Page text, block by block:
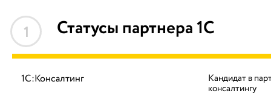
1 Статусы партнера 1С
1С:Консалтинг Кандидат в
консалтингу